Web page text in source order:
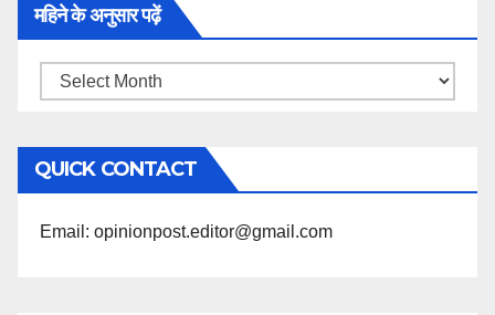
महिने के अनुसार पढ़ें
महिने
अनुसार
पढ़ें
QUICK CONTACT
Email: opinionpost.editor@gmail.com